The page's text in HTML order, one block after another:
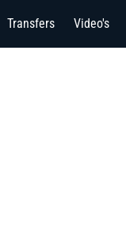
Transfers Video's